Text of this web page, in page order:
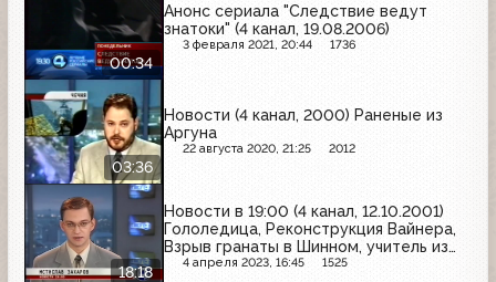
00:34
Анонс сериала "Следствие ведут
знатоки" (4 канал, 19.08.2006)
3 февраля 2021, 20:44 1736
03:36
Новости (4 канал, 2000) Раненые из
Аргуна
22 августа 2020, 21:25 2012
18:18
Новости в 19:00 (4 канал, 12.10.2001)
Гололедица, Реконструкция Вайнера,
Взрыв гранаты в Шинном, учитель из
Екатеринбурга стал "Учителем года"
4 апреля 2023, 16:45 1525